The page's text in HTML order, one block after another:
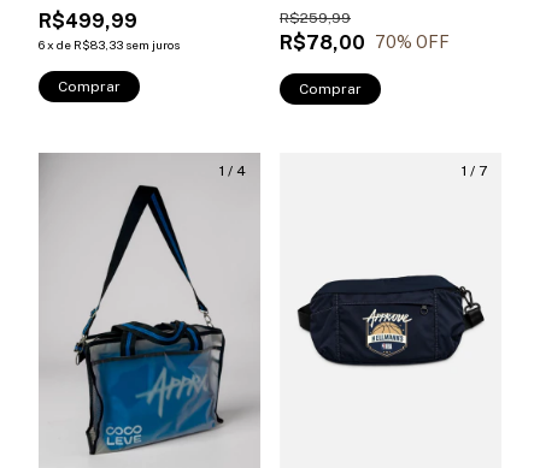
R$499,99
6x de R$83,33 sem juros
Comprar
R$78,00
R$259,99
70% OFF
Comprar
1 / 4 1 / 7